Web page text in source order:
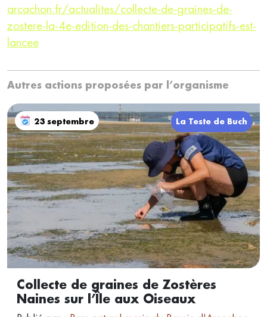
arcachon.fr/actualites/collecte-de-graines-de-
zostere-la-4e-edition-des-chantiers-participatifs-est-
lancee
Autres actions proposées par l’organisme
23 septembre La Teste de Buch
Collecte de graines de Zostères
Naines sur l’Île aux Oiseaux